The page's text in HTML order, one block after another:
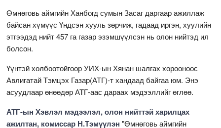
Өмнөговь аймгийн Ханбогд сумын Засаг даргаар ажиллаж
байсан хүмүүс Үндсэн хууль зөрчиж, гадаад иргэн, хуулийн
этгээдэд нийт 457 га газар эзэмшүүлсэн нь олон нийтэд ил
болсон.
Үүнтэй холбоотойгоор УИХ-ын Хянан шалгах хорооноос
Авлигатай Тэмцэх Газар(АТГ)-т хандаад байгаа юм. Энэ
асуудлаар өнөөдөр АТГ-аас дараах мэдээллийг өглөө.
АТГ-ын Хэвлэл мэдээлэл, олон нийттэй харилцах
ажилтан, комиссар Н.Тэмүүлэн "Өмнөговь аймгийн